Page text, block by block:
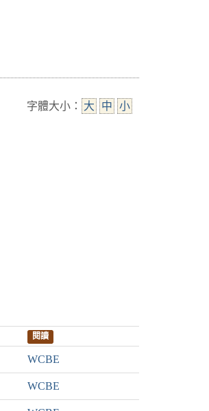
字體大小： 大 中 小
閱讀
WCBE
WCBE